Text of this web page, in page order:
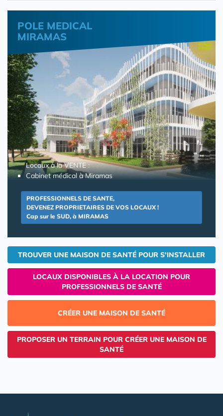
POLE MEDICAL
MIRAMAS
Locaux à la VENTE :
Cabinet médical à Miramas
PROFESSIONNELS DE SANTE,
DEVENEZ PROPRIETAIRES DE VOS LOCAUX !
Cap sur le SUD, à MIRAMAS
TROUVER UNE MAISON DE SANTÉ POUR S'INSTALLER
LOCAUX DISPONIBLES À LA LOCATION POUR
PROFESSIONNELS DE SANTÉ
CRÉER UNE MAISON DE SANTÉ
PROPOSER UN TERRAIN POUR CRÉER UNE MAISON DE
SANTÉ